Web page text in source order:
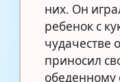
них. Он
ребенок с
чудачестве
приносил
обеденному